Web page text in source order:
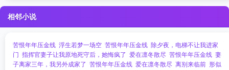
相邻小说
苦恨年年压金线 浮生若梦一场空 苦恨年年压金线 除夕夜，电梯不让我进家
门 指挥官妻子让我原地死守后，她悔疯了 爱在凛冬散尽 苦恨年年压金线 妻
子离家三年，我另外成家了 苦恨年年压金线 爱在凛冬散尽 离别来临前 形似